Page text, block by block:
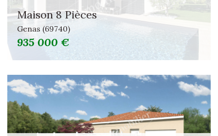
Maison 8 Pièces
Genas (69740)
935 000 €